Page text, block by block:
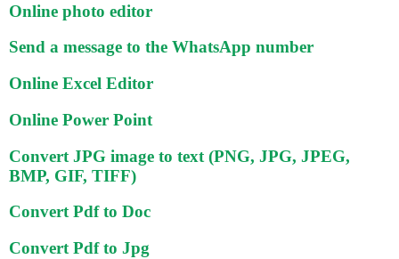
Online photo editor
Send a message to the WhatsApp number
Online Excel Editor
Online Power Point
Convert JPG image to text (PNG, JPG, JPEG,
BMP, GIF, TIFF)
Convert Pdf to Doc
Convert Pdf to Jpg